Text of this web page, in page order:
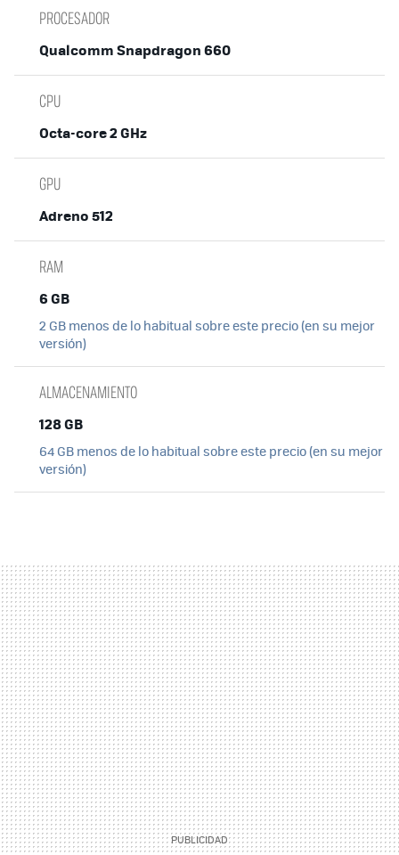
PROCESADOR
Qualcomm Snapdragon 660
CPU
Octa-core 2 GHz
GPU
Adreno 512
RAM
6 GB
2 GB menos de lo habitual sobre este precio (en su mejor
versión)
ALMACENAMIENTO
128 GB
64 GB menos de lo habitual sobre este precio (en su mejor
versión)